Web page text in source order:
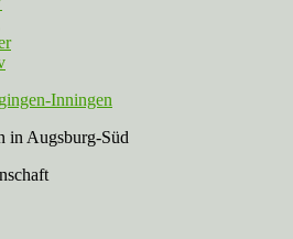
Inningen
in Augsburg-Süd